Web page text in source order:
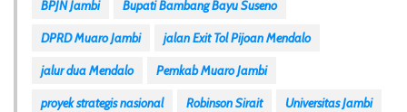
BPJN Jambi
Bupati Bambang Bayu Suseno
DPRD Muaro Jambi
jalan Exit Tol Pijoan Mendalo
jalur dua Mendalo
Pemkab Muaro Jambi
proyek strategis nasional
Robinson Sirait Universitas Jambi